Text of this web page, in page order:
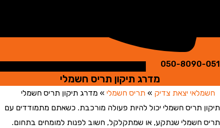
050-
מדרג תיקון תריס חשמלי
יצאת צדיק »תריס חשמלי»מדרג תיקון תריס חשמלי
תריס חשמלי יכול להיות פעולה מורכבת. כשאתם מתמודדים עם
שנתקע, או שמתקלקל, חשוב לפנות למומחים בתחום.